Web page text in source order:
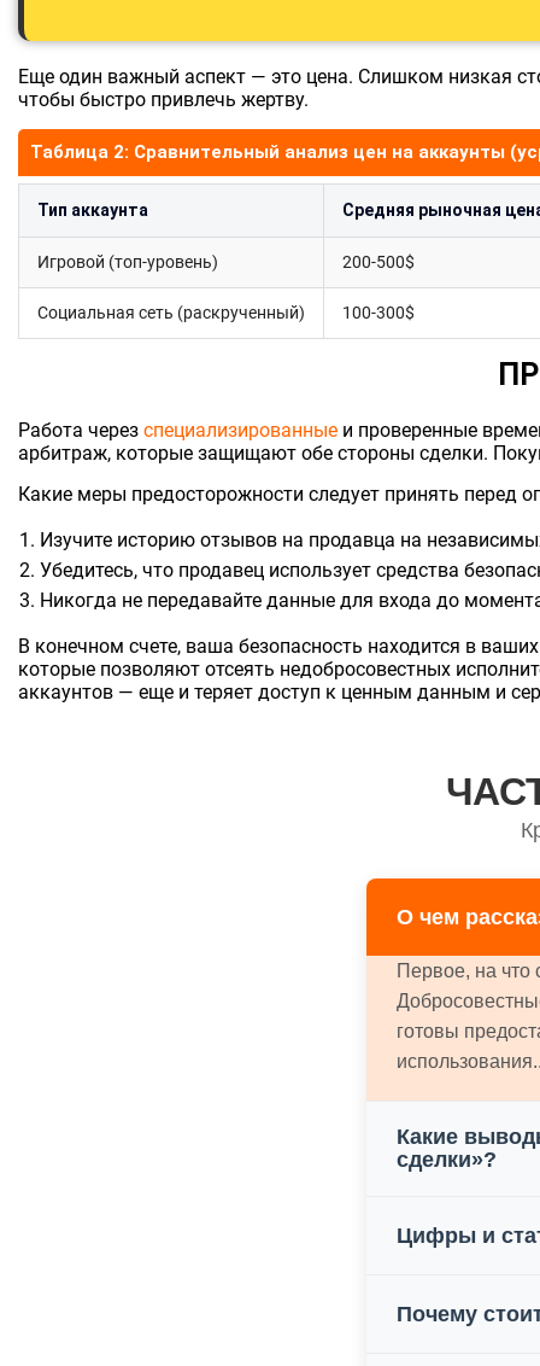
Еще один важный аспект — это цена. Слишком низкая
чтобы быстро привлечь жертву.
Таблица 2: Сравнительный анализ цен на аккаунты
Тип аккаунта Средняя рыночная
Игровой (топ-уровень) 200-500$
Социальная сеть (раскрученный) 100-300$
Работа через специализированные и проверенные
арбитраж, которые защищают обе стороны сделки.
Какие меры предосторожности следует принять перед
Изучите историю отзывов на продавца на
Убедитесь, что продавец использует средства
Никогда не передавайте данные для входа до
В конечном счете, ваша безопасность находится в
которые позволяют отсеять недобросовестных
аккаунтов — еще и теряет доступ к ценным данным и
О чем
Первое, на что
готовы
Какие
сделки»?
Цифры и
Почему